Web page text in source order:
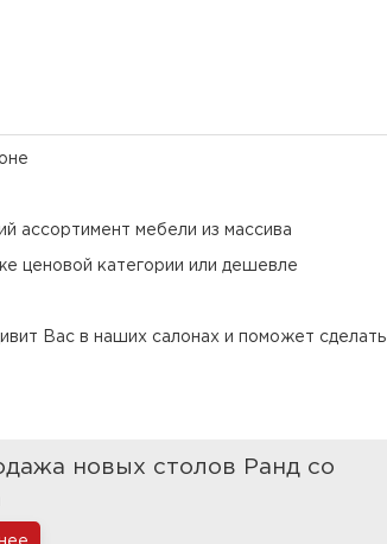
ассортимент мебели из массива
ценовой категории или дешевле
Вас в наших салонах и поможет сделать
новых столов Ранд со